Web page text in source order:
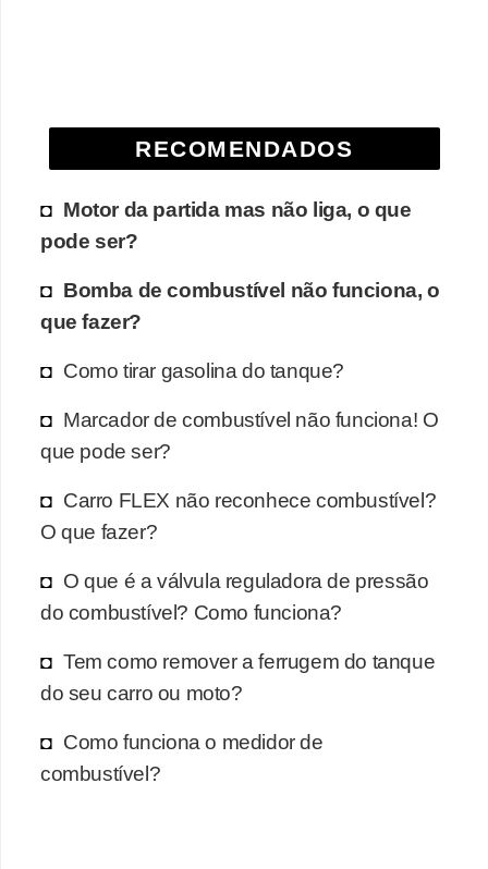
RECOMENDADOS
Motor da partida mas não liga, o que
pode ser?
Bomba de combustível não funciona, o
que fazer?
Como tirar gasolina do tanque?
Marcador de combustível não funciona! O
que pode ser?
Carro FLEX não reconhece combustível?
O que fazer?
O que é a válvula reguladora de pressão
do combustível? Como funciona?
Tem como remover a ferrugem do tanque
do seu carro ou moto?
Como funciona o medidor de
combustível?